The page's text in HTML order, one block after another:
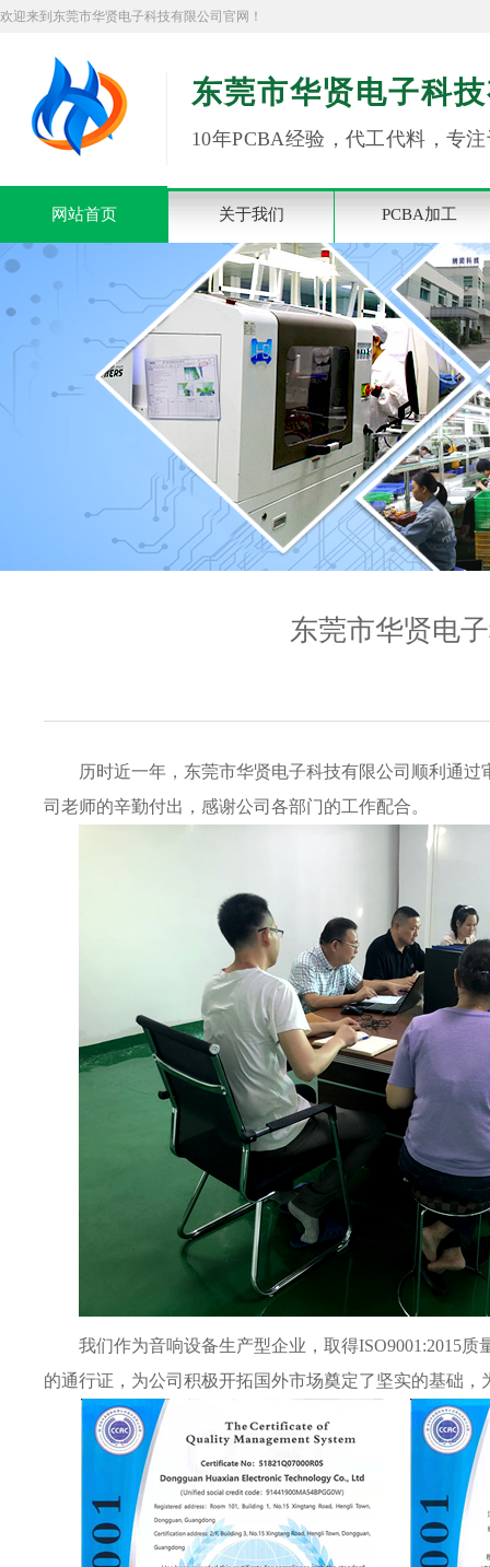
欢迎来到东莞市华贤电子科技有限公司官网！
东莞市华贤电子科
10年PCBA经验，代工代料，专
网站首页 关于我们 PCBA加工
东莞市华贤电
历时近一年，东莞市华贤电子科技有限公司顺利通过
司老师的辛勤付出，感谢公司各部门的工作配合。
我们作为音响设备生产型企业，取得ISO9001:2015质
的通行证，为公司积极开拓国外市场奠定了坚实的基础